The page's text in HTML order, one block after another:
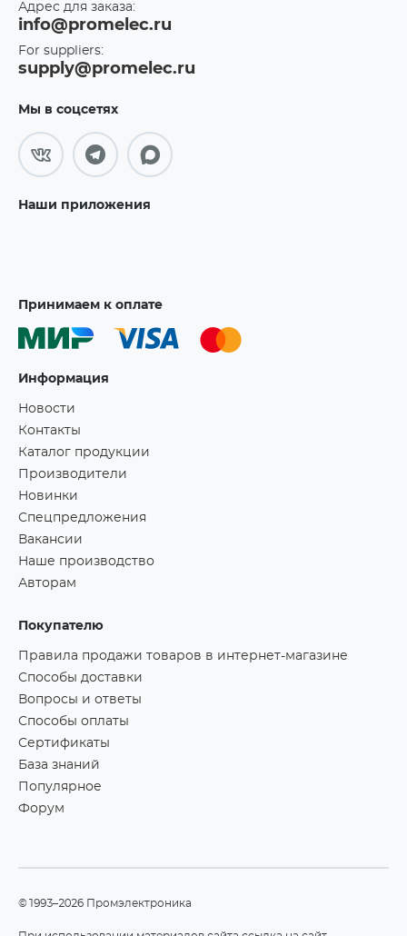
Адрес для заказа:
info@promelec.ru
For suppliers:
supply@promelec.ru
Мы в соцсетях
Наши приложения
Принимаем к оплате
Информация
Новости
Контакты
Каталог продукции
Производители
Новинки
Спецпредложения
Вакансии
Наше производство
Авторам
Покупателю
Правила продажи товаров в интернет-магазине
Способы доставки
Вопросы и ответы
Способы оплаты
Сертификаты
База знаний
Популярное
Форум
©1993–2026 Промэлектроника